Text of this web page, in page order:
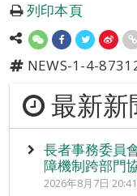
列印本頁
NEWS-1-4-
最新新
長者事務委員
障機制跨部門
2026年8月7日 20:41